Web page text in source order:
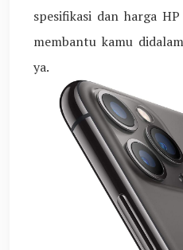
spesifikasi dan harga
membantu kamu
ya.